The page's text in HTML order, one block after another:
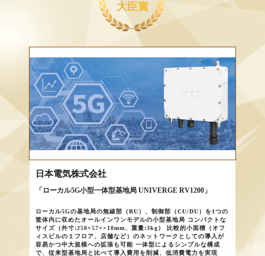
大臣賞
日本電気株式会社
「ローカル5G小型一体型基地局 UNIVERGE RV1200」
ローカル5Gの基地局の無線部（RU）、制御部（CU/DU）を1つの
筐体内に収めたオールインワンモデルの小型基地局 コンパクトな
サイズ（外寸:250×57××10mm、重量:3kg） 比較的小面積（オフ
ィスビルの１フロア、店舗など）のネットワークとしての導入が
容易かつ中大規模への拡張も可能 一体型によるシンプルな構成
で、従来型基地局と比べて導入費用を削減、低消費電力を実現